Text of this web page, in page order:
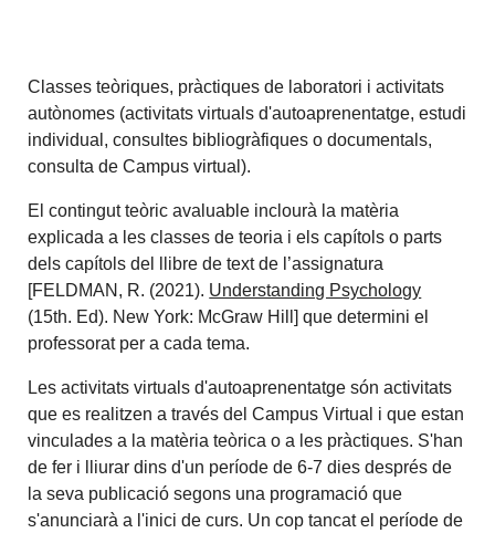
Classes teòriques, pràctiques de laboratori i activitats
autònomes (activitats virtuals d'autoaprenentatge, estudi
individual, consultes bibliogràfiques o documentals,
consulta de Campus virtual).
El contingut teòric avaluable inclourà la matèria
explicada a les classes de teoria i els capítols o parts
dels capítols del llibre de text de l’assignatura
[FELDMAN, R. (2021). Understanding Psychology
(15th. Ed). New York: McGraw Hill] que determini el
professorat per a cada tema.
Les activitats virtuals d'autoaprenentatge són activitats
que es realitzen a través del Campus Virtual i que estan
vinculades a la matèria teòrica o a les pràctiques. S'han
de fer i lliurar dins d'un període de 6-7 dies després de
la seva publicació segons una programació que
s'anunciarà a l'inici de curs. Un cop tancat el període de